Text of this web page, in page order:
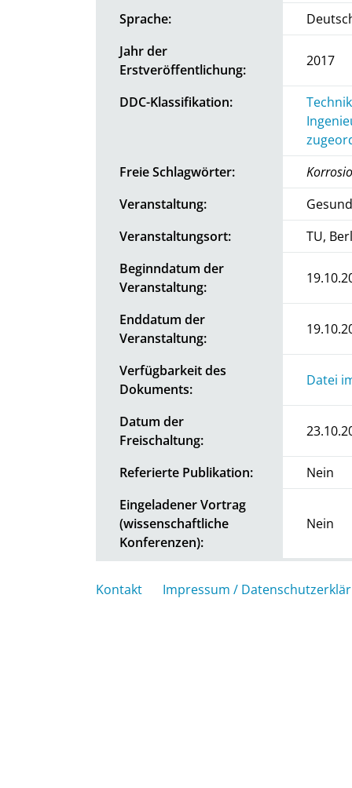
Sprache:
Jahr der
Erstveröffentlichung:
2017
DDC-Klassifikation:
Freie Schlagwörter:
Veranstaltung:
Veranstaltungsort:
TU,
Beginndatum der
Veranstaltung:
Enddatum der
Veranstaltung:
Verfügbarkeit des
Dokuments:
Datei
Datum der
Freischaltung:
Referierte Publikation:
Nein
Eingeladener Vortrag
(wissenschaftliche
Konferenzen):
Nein
Kontakt Impressum /